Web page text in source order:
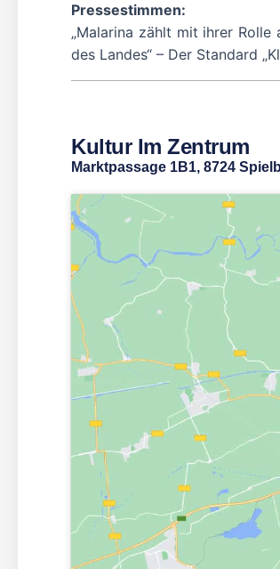
Pressestimmen:
„Malarina zählt mit ihrer
des Landes“ – Der Standard
Kultur Im Zentrum
Marktpassage 1B1, 8724